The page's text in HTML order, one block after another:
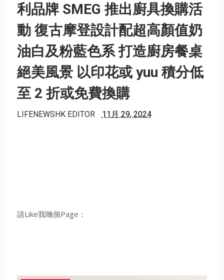
利品牌 SMEG 推出廚具換購活
動 復古摩登設計配超高顏值奶
油白及粉藍色系 打造廚房餐桌
絕美風景 以印花或 yuu 積分低
至 2 折或免費換購
LIFENEWSHK EDITOR 11月 29, 2024
請Like我哋個Page：